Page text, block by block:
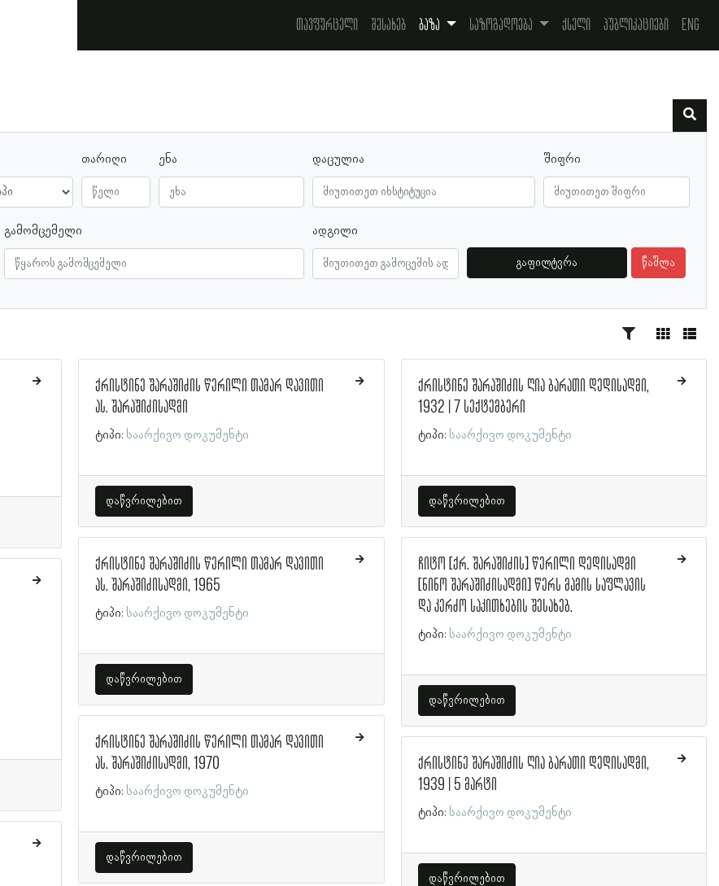
თავფურცელი შესახებ ბაზა საზოგადოება ქსელი პუბლიკაციები Eng
თარიღი ენა დაცულია შიფრი
გამომცემელი ადგილი
გაფილტვრა წაშლა
ქრისტინე შარაშიძის წერილი თამარ დავითი
ას. შარაშიძისადმი
ტიპი: საარქივო დოკუმენტი
დაწვრილებით
ქრისტინე შარაშიძის წერილი თამარ დავითი
ას. შარაშიძისადმი, 1965
ტიპი: საარქივო დოკუმენტი
დაწვრილებით
ქრისტინე შარაშიძის წერილი თამარ დავითი
ას. შარაშიძისადმი, 1970
ტიპი: საარქივო დოკუმენტი
დაწვრილებით
ქრისტინე შარაშიძის ღია ბარათი დედისადმი,
1932 | 7 სექტემბერი
ტიპი: საარქივო დოკუმენტი
დაწვრილებით
ჩიტო [ქრ. შარაშიძის] წერილი დედისადმი
[ნინო შარაშიძისადმი] წერს მამის საფლავის
და კერძო საკითხების შესახებ.
ტიპი: საარქივო დოკუმენტი
დაწვრილებით
ქრისტინე შარაშიძის ღია ბარათი დედისადმი,
1939 | 5 მარტი
ტიპი: საარქივო დოკუმენტი
დაწვრილებით